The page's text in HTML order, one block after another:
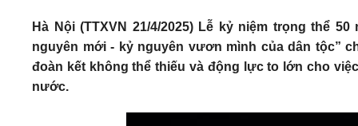
Hà Nội (TTXVN 21/4/2025) Lễ kỷ niệm trọng thể
nguyên mới - kỷ nguyên vươn mình của dân tộc”
đoàn kết không thể thiếu và động lực to lớn cho
nước.